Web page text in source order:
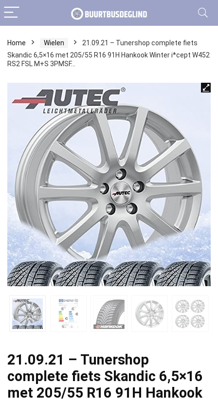
Home Wielen
21.09.21 – Tunershop complete fiets
Skandic 6,5×16 met 205/55 R16 91H Hankook Winter i*cept W452
RS2 FSL M+S 3PMSF…
21.09.21 – Tunershop
complete fiets Skandic 6,5×16
met 205/55 R16 91H Hankook